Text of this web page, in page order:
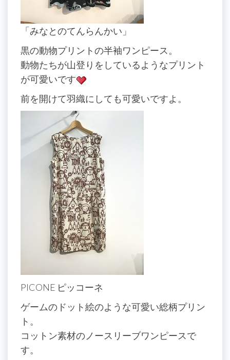
「みなとのてんらんかい」
黒の動物プリントの半袖ワンピース。
動物たちが山登りをしているようなプリント
が可愛いです
前を開けて羽織にしても可愛いですよ。
PICONE ピッコーネ
ゲームのドット絵のような可愛い総柄プリン
ト。
コットン素材のノースリーブワンピースで
す。